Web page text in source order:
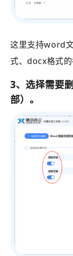
这里支持word
式、docx格式的
3、 选择需要
部）。